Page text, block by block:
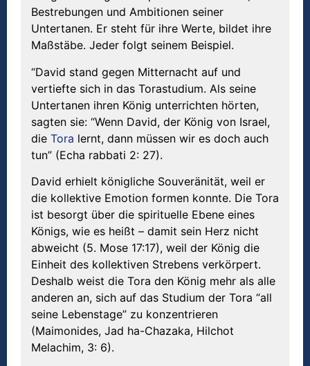
Bestrebungen und Ambitionen seiner
Untertanen. Er steht für ihre Werte, bildet ihre
Maßstäbe. Jeder folgt seinem Beispiel.
“David stand gegen Mitternacht auf und
vertiefte sich in das Torastudium. Als seine
Untertanen ihren König unterrichten hörten,
sagten sie: “Wenn David, der König von Israel,
die Tora lernt, dann müssen wir es doch auch
tun” (Echa rabbati 2: 27).
David erhielt königliche Souveränität, weil er
die kollektive Emotion formen konnte. Die Tora
ist besorgt über die spirituelle Ebene eines
Königs, wie es heißt – damit sein Herz nicht
abweicht (5. Mose 17:17), weil der König die
Einheit des kollektiven Strebens verkörpert.
Deshalb weist die Tora den König mehr als alle
anderen an, sich auf das Studium der Tora “all
seine Lebenstage” zu konzentrieren
(Maimonides, Jad ha-Chazaka, Hilchot
Melachim, 3: 6).